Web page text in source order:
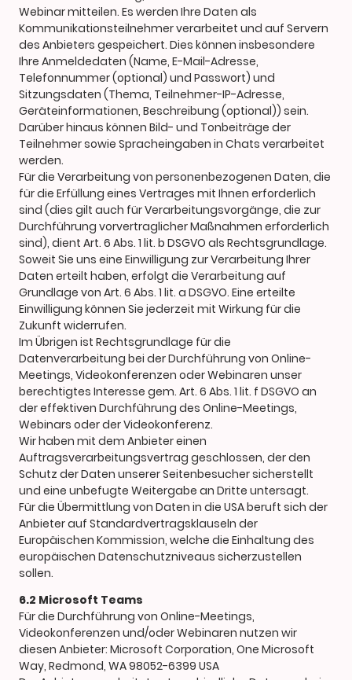
Webinar mitteilen. Es werden Ihre Daten als
Kommunikationsteilnehmer verarbeitet und auf Servern
des Anbieters gespeichert. Dies können insbesondere
Ihre Anmeldedaten (Name, E-Mail-Adresse,
Telefonnummer (optional) und Passwort) und
Sitzungsdaten (Thema, Teilnehmer-IP-Adresse,
Geräteinformationen, Beschreibung (optional)) sein.
Darüber hinaus können Bild- und Tonbeiträge der
Teilnehmer sowie Spracheingaben in Chats verarbeitet
werden.
Für die Verarbeitung von personenbezogenen Daten, die
für die Erfüllung eines Vertrages mit Ihnen erforderlich
sind (dies gilt auch für Verarbeitungsvorgänge, die zur
Durchführung vorvertraglicher Maßnahmen erforderlich
sind), dient Art. 6 Abs. 1 lit. b DSGVO als Rechtsgrundlage.
Soweit Sie uns eine Einwilligung zur Verarbeitung Ihrer
Daten erteilt haben, erfolgt die Verarbeitung auf
Grundlage von Art. 6 Abs. 1 lit. a DSGVO. Eine erteilte
Einwilligung können Sie jederzeit mit Wirkung für die
Zukunft widerrufen.
Im Übrigen ist Rechtsgrundlage für die
Datenverarbeitung bei der Durchführung von Online-
Meetings, Videokonferenzen oder Webinaren unser
berechtigtes Interesse gem. Art. 6 Abs. 1 lit. f DSGVO an
der effektiven Durchführung des Online-Meetings,
Webinars oder der Videokonferenz.
Wir haben mit dem Anbieter einen
Auftragsverarbeitungsvertrag geschlossen, der den
Schutz der Daten unserer Seitenbesucher sicherstellt
und eine unbefugte Weitergabe an Dritte untersagt.
Für die Übermittlung von Daten in die USA beruft sich der
Anbieter auf Standardvertragsklauseln der
Europäischen Kommission, welche die Einhaltung des
europäischen Datenschutzniveaus sicherzustellen
sollen.
6.2 Microsoft Teams
Für die Durchführung von Online-Meetings,
Videokonferenzen und/oder Webinaren nutzen wir
diesen Anbieter: Microsoft Corporation, One Microsoft
Way, Redmond, WA 98052-6399 USA